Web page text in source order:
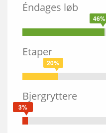
Éndages løb
46%
Etaper
20%
Bjergryttere
3%